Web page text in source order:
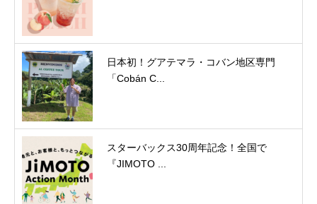
日本初！グアテマラ・コバン地区専門
「Cobán C...
スターバックス30周年記念！全国で
『JIMOTO ...